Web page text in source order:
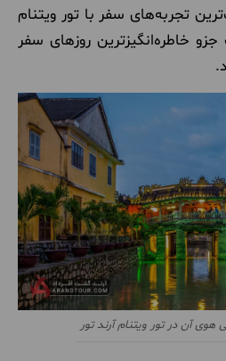
تجربه‌های سفر با تور ویتنام
خاطره‌انگیزترین روزهای سفر
هوی آن در تور ویتنام آرند تور